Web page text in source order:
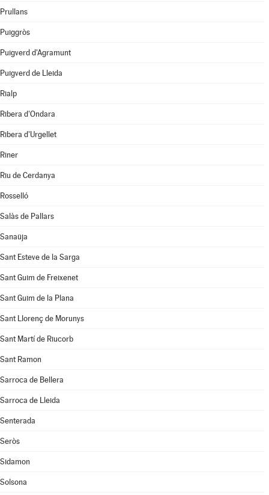
Prullans
Puiggròs
Puigverd d'Agramunt
Puigverd de Lleida
Rialp
Ribera d'Ondara
Ribera d'Urgellet
Riner
Riu de Cerdanya
Rosselló
Salàs de Pallars
Sanaüja
Sant Esteve de la Sarga
Sant Guim de Freixenet
Sant Guim de la Plana
Sant Llorenç de Morunys
Sant Martí de Riucorb
Sant Ramon
Sarroca de Bellera
Sarroca de Lleida
Senterada
Seròs
Sidamon
Solsona